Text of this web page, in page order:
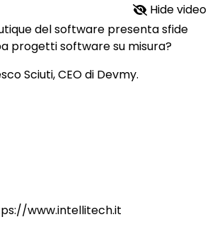
Hide video
del software presenta sfide
progetti software su misura?
Sciuti, CEO di Devmy.
www.intellitech.it